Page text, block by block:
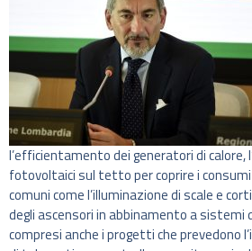
l’efficientamento dei generatori di calore,
fotovoltaici sul tetto per coprire i
comuni come l’illuminazione di scale e
degli ascensori in abbinamento a sistemi
compresi anche i progetti che prevedono